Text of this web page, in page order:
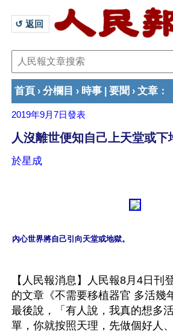
↺ 返回
首頁 › 分欄目 › 時事 要聞 › 文章 ：
2019年9月7日發表
人沒離世便知自己上天堂或下
於星成
內心世界將自己引向天堂或地獄。
【人民報消息】人民報8月4日刊
的文章《不需要移植器官 多活幾
最後說，「有人說，我真的想多
單，你就按照天理，先做個好人